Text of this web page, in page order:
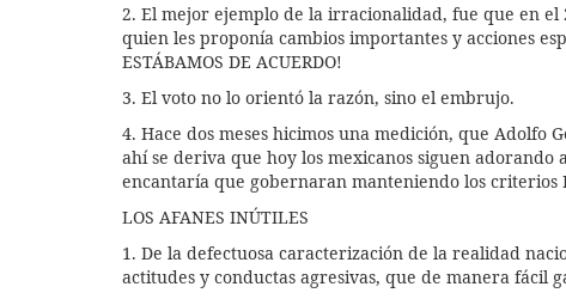
2. El mejor ejemplo de la irracionalidad, fue que en
quien les proponía cambios importantes y acciones
ESTÁBAMOS DE ACUERDO!
3. El voto no lo orientó la razón, sino el embrujo.
4. Hace dos meses hicimos una medición, que Adolfo
ahí se deriva que hoy los mexicanos siguen
encantaría que gobernaran manteniendo los criterios
LOS AFANES INÚTILES
1. De la defectuosa caracterización de la realidad
actitudes y conductas agresivas, que de manera fácil